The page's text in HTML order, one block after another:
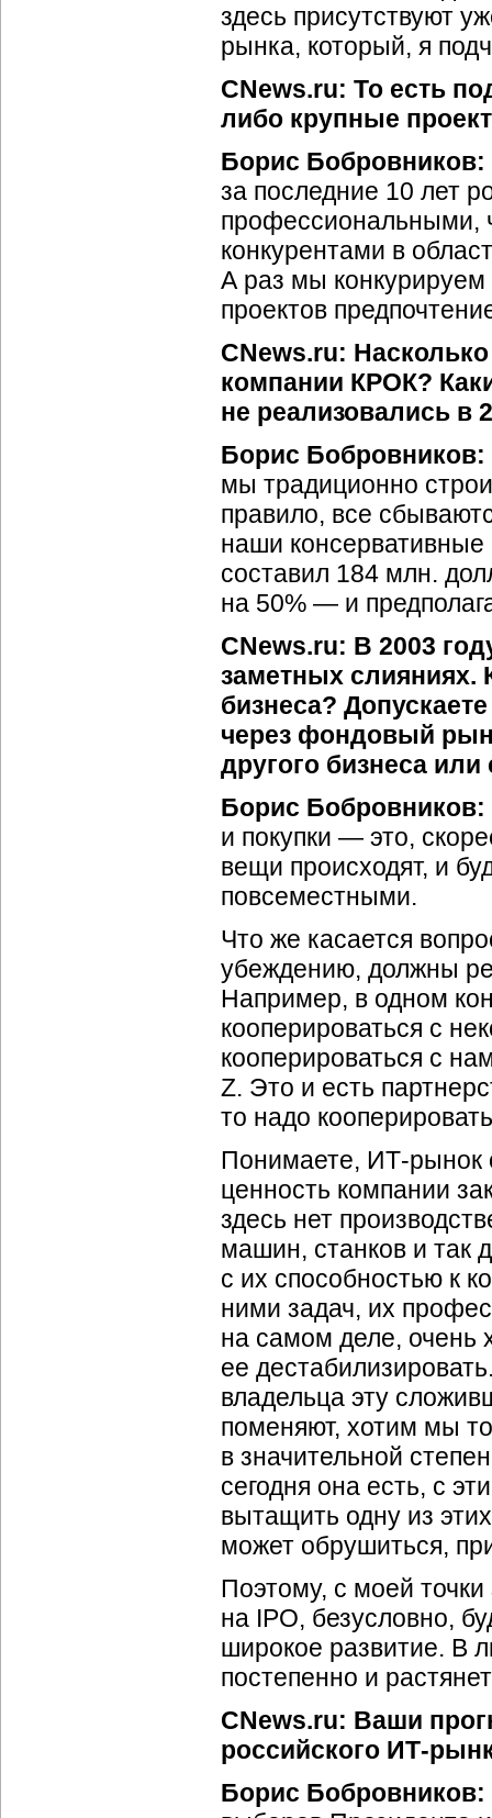
здесь присутствуют
рынка, который, я
CNews.ru: То есть
либо крупные
Борис Бобровников:
за последние 10 лет
профессиональными,
конкурентами в
А раз мы конкурируем
проектов
CNews.ru:
компании КРОК?
не реализовались в
Борис Бобровников:
мы традиционно
правило, все
наши
составил 184 млн.
на 50% — и
CNews.ru: В 2003
заметных слияниях.
бизнеса?
через фондовый
другого бизнеса или
Борис Бобровников:
и покупки — это,
вещи происходят, и
повсеместными.
Что же касается
убеждению, должны
Например, в одном
кооперироваться с
кооперироваться с
Z. Это и есть
то надо
Понимаете, ИТ-рынок
ценность компании
здесь нет
машин, станков и так
с их способностью к
ними задач, их
на самом деле, очень
ее
владельца эту
поменяют, хотим мы
в значительной
сегодня она есть, с
вытащить одну из
может обрушиться,
Поэтому, с моей
на IPO, безусловно,
широкое развитие. В
постепенно и
CNews.ru: Ваши
российского ИТ-
Борис Бобровников: